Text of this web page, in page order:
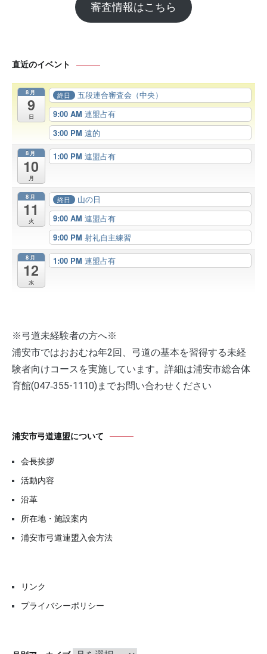
審査情報はこちら
直近のイベント
8月
9
日
終日
五段連合審査会（中央）
9:00 AM 連盟占有
3:00 PM 遠的
8月
10
月
1:00 PM 連盟占有
8月
11
火
終日
山の日
9:00 AM 連盟占有
9:00 PM 射礼自主練習
8月
12
水
1:00 PM 連盟占有
※弓道未経験者の方へ※
浦安市ではおおむね年2回、弓道の基本を習得する未経
験者向けコースを実施しています。詳細は浦安市総合体
育館(047‐355-1110)までお問い合わせください
浦安市弓道連盟について
会長挨拶
活動内容
沿革
所在地・施設案内
浦安市弓道連盟入会方法
リンク
プライバシーポリシー